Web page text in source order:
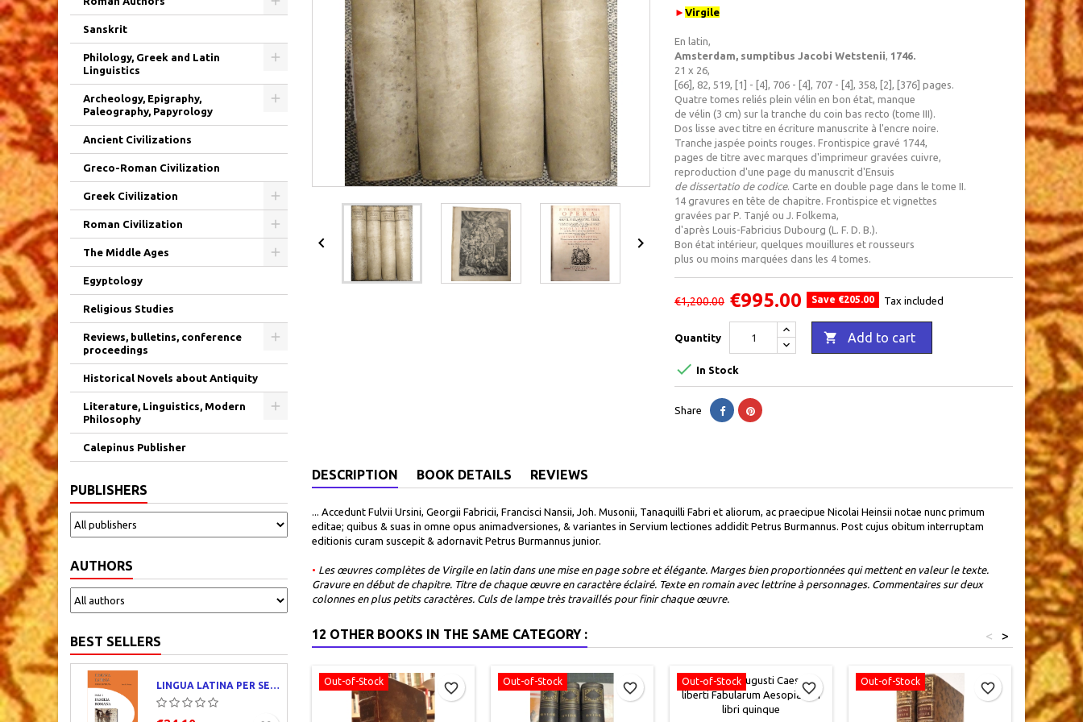
Sanskrit
Philology, Greek and Latin
Linguistics
Archeology, Epigraphy,
Paleography, Papyrology
Ancient Civilizations
Greco-Roman Civilization
Greek Civilization
Roman Civilization
The Middle Ages
Egyptology
Religious Studies
Reviews, bulletins, conference
proceedings
Historical Novels about Antiquity
Literature, Linguistics, Modern
Philosophy
Calepinus Publisher
PUBLISHERS
AUTHORS
BEST SELLERS
LINGUA LATINA PER SE ILLUSTRATA. PARS I : FAMILIA ROMANA
 
► Virgile
En latin,
Amsterdam, sumptibus Jacobi Wetstenii, 1746.
21 x 26,
[66], 82, 519, [1] - [4], 706 - [4], 707 - [4], 358, [2], [376] pages.
Quatre tomes reliés plein vélin en bon état, manque
de vélin (3 cm) sur la tranche du coin bas recto (tome III).
Dos lisse avec titre en écriture manuscrite à l'encre noire.
Tranche jaspée points rouges. Frontispice gravé 1744,
pages de titre avec marques d'imprimeur gravées cuivre,
reproduction d'une page du manuscrit d'Ensuis
de dissertatio de codice. Carte en double page dans le tome II.
14 gravures en tête de chapitre. Frontispice et vignettes
gravées par P. Tanjé ou J. Folkema,
d'après Louis-Fabricius Dubourg (L. F. D. B.).
Bon état intérieur, quelques mouillures et rousseurs
plus ou moins marquées dans les 4 tomes.
€1,200.00 €995.00 Save €205.00 Tax included
Quantity  Add to cart
 In Stock
Share
DESCRIPTION BOOK DETAILS REVIEWS
... Accedunt Fulvii Ursini, Georgii Fabricii, Francisci Nansii, Joh. Musonii, Tanaquilli Fabri et aliorum, ac praecipue Nicolai Heinsii notae nunc primum
editae; quibus & suas in omne opus animadversiones, & variantes in Servium lectiones addidit Petrus Burmannus. Post cujus obitum interruptam
editionis curam suscepit & adornavit Petrus Burmannus junior .
• Les œuvres complètes de Virgile en latin dans une mise en page sobre et élégante. Marges bien proportionnées qui mettent en valeur le texte.
Gravure en début de chapitre. Titre de chaque œuvre en caractère éclairé. Texte en romain avec lettrine à personnages. Commentaires sur deux
colonnes en plus petits caractères. Culs de lampe très travaillés pour finir chaque œuvre.
12 OTHER BOOKS IN THE SAME CATEGORY : >
<
Out-of-Stock favorite_border Out-of-Stock favorite_border Out-of-Stock favorite_border Out-of-Stock favorite_border Out-of-